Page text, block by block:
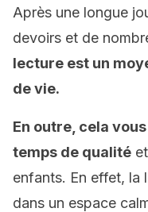
Après une longue
devoirs et de
lecture est un
de vie.
En outre, cela
temps de qualité
enfants. En effet, la
dans un espace